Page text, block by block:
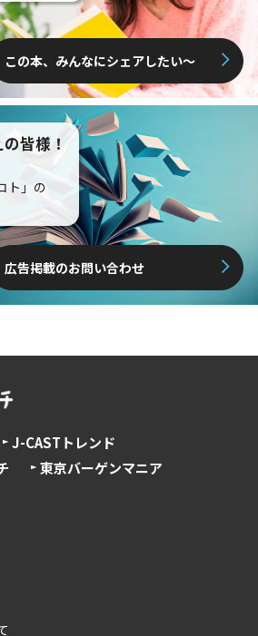
この本、みんなにシェアしたい〜
皆様！
ト」の
広告掲載のお問い合わせ
J-CASTトレンド
東京バーゲンマニア